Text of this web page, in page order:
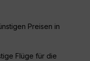
Preisen in
Flüge für die